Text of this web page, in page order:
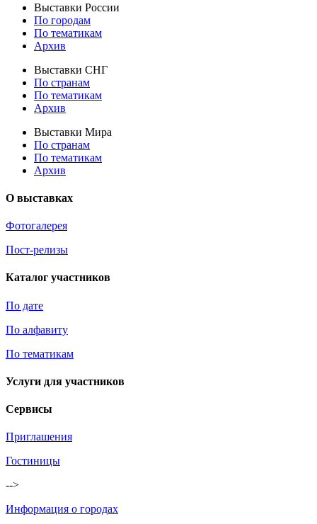
Выставки России
По городам
По тематикам
Архив
Выставки СНГ
По странам
По тематикам
Архив
Выставки Мира
По странам
По тематикам
Архив
О выставках
Фотогалерея
Пост-релизы
Каталог участников
По дате
По алфавиту
По тематикам
Услуги для участников
Сервисы
Приглашения
Гостиницы
-->
Информация о городах